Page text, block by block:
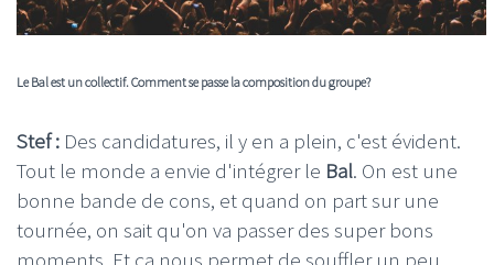
Le Bal est un collectif. Comment se passe la composition du groupe?
Stef : Des candidatures, il y en a plein, c'est évident.
Tout le monde a envie d'intégrer le Bal. On est une
bonne bande de cons, et quand on part sur une
tournée, on sait qu'on va passer des super bons
moments. Et ça nous permet de souffler un peu